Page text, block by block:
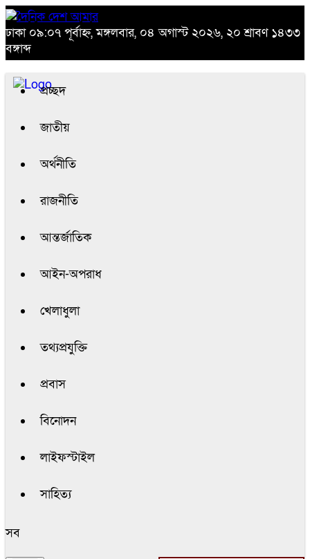
ঢাকা ০৯:০৭ পূর্বাহ্ন, মঙ্গলবার, ০৪ অগাস্ট ২০২৬, ২০ শ্রাবণ ১৪৩৩
বঙ্গাব্দ
প্রচ্ছদ
জাতীয়
অর্থনীতি
রাজনীতি
আন্তর্জাতিক
আইন-অপরাধ
খেলাধুলা
তথ্যপ্রযুক্তি
প্রবাস
বিনোদন
লাইফস্টাইল
সাহিত্য
সব